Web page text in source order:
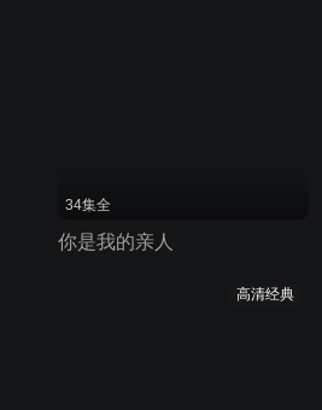
34集全
你是我的亲人
高清经典